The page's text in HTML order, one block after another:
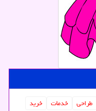
طراحی خدمات
خرید